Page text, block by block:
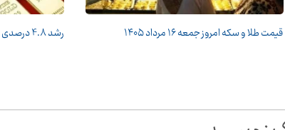
قیمت طلا و سکه امروز جمعه ۱۶ مرداد ۱۴۰۵ رشد 4.8 درصدی قیمت جهانی طلا در معاملات هفته